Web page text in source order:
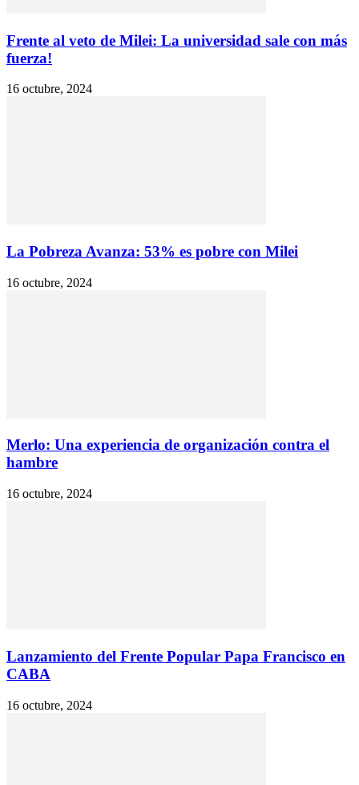
Frente al veto de Milei: La universidad sale con más
fuerza!
16 octubre, 2024
La Pobreza Avanza: 53% es pobre con Milei
16 octubre, 2024
Merlo: Una experiencia de organización contra el
hambre
16 octubre, 2024
Lanzamiento del Frente Popular Papa Francisco en
CABA
16 octubre, 2024